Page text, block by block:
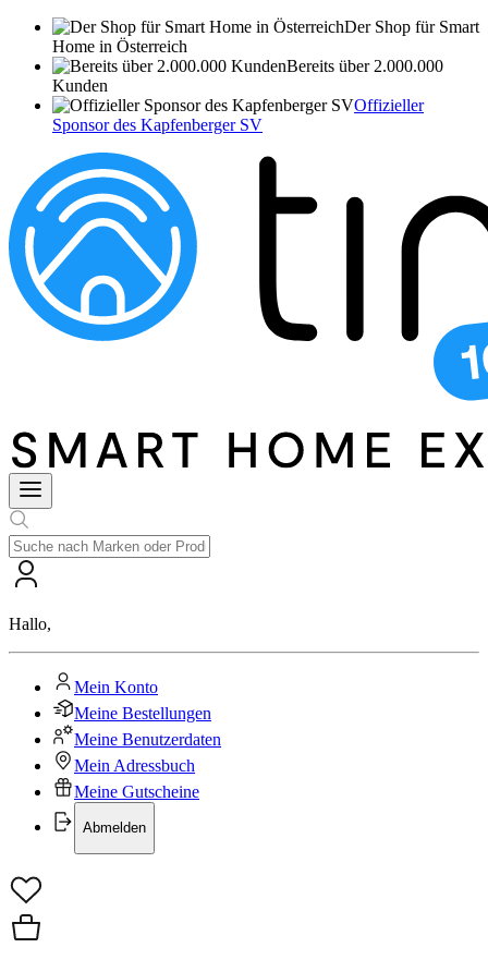
Der Shop für Smart
Home in Österreich
Bereits über 2.000.000
Kunden
Offizieller
Sponsor des Kapfenberger SV
Hallo,
Mein Konto
Meine Bestellungen
Meine Benutzerdaten
Mein Adressbuch
Meine Gutscheine
Abmelden